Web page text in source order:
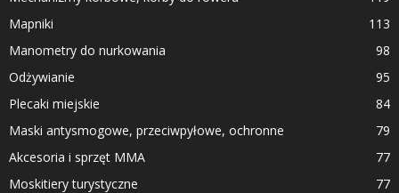
Mapniki
113
Manometry do nurkowania
98
Odżywianie
95
Plecaki miejskie
84
Maski antysmogowe, przeciwpyłowe, ochronne
79
Akcesoria i sprzęt MMA
77
Moskitiery turystyczne
77